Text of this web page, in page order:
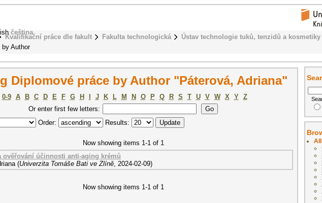
Kvalifikační práce dle fakult Fakulta technologická Ústav technologie tuků, tenzidů a kosmetiky
by Author
čeština
Diplomové práce by Author "Páterová, Adriana"
0-9 A B C D E F G H J K L M N O P Q R S T U V W X Y
Z
Or enter first few letters:
Order: Results:
Now showing items 1-1 of 1
ověřování účinnosti anti-aging krémů
(Univerzita Tomáše Bati ve Zlíně, 2024-02-09)
Now showing items 1-1 of 1